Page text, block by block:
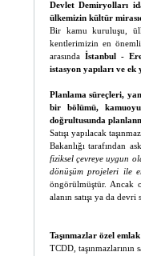
Devlet Demiryolları
ülkemizin kültür
Bir kamu kuruluşu,
kentlerimizin en
arasında İstanbul -
istasyon yapıları ve ek
Planlama süreçleri,
bir bölümü,
doğrultusunda
Satışı yapılacak
Bakanlığı tarafından
fiziksel çevreye uygun
dönüşüm projeleri ile
öngörülmüştür. Ancak
alanın satışı ya da
Taşınmazlar özel
TCDD,